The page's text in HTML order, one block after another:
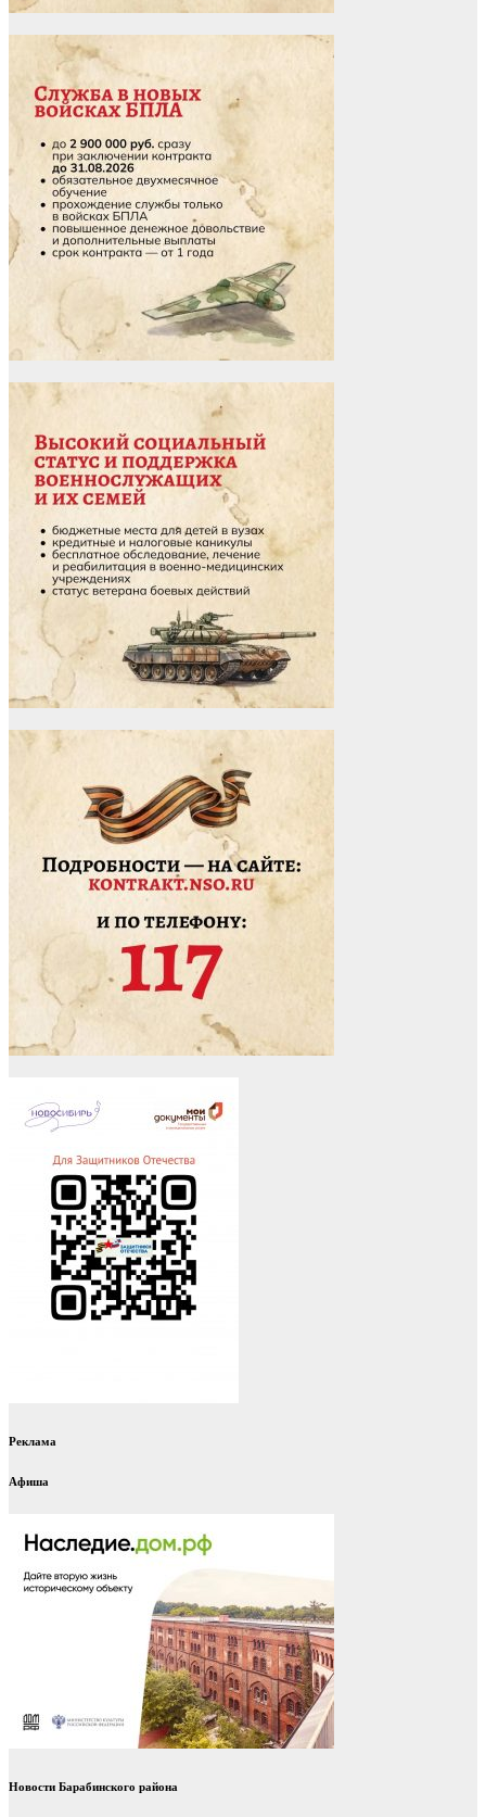
Реклама
Афиша
Новости Барабинского района